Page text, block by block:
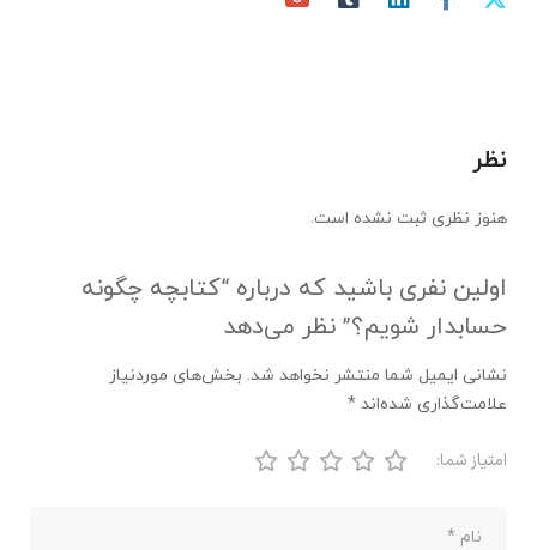
نظر
هنوز نظری ثبت نشده است.
اولین نفری باشید که درباره “کتابچه چگونه
حسابدار شویم؟” نظر می‌دهد
نشانی ایمیل شما منتشر نخواهد شد. بخش‌های موردنیاز
علامت‌گذاری شده‌اند *
امتیاز شما: